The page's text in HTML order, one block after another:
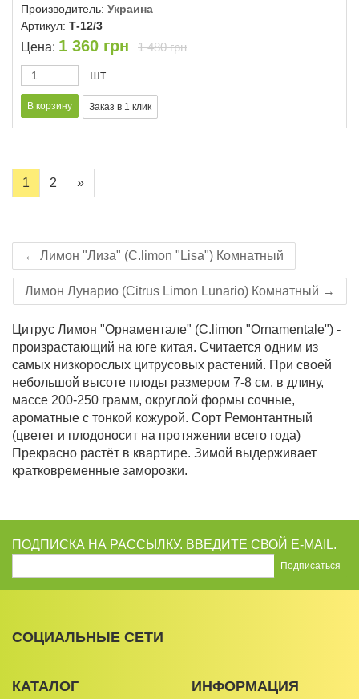
Производитель: Украина
Артикул: Т-12/3
Цена: 1 360 грн 1 480 грн
шт
1 2 »
← Лимон "Лиза" (C.limon "Lisa") Комнатный
Лимон Лунарио (Citrus Limon Lunario) Комнатный →
Цитрус Лимон "Орнаментале" (C.limon "Оrnamentale") -
произрастающий на юге китая. Считается одним из
самых низкорослых цитрусовых растений. При своей
небольшой высоте плоды размером 7-8 см. в длину,
массе 200-250 грамм, округлой формы сочные,
ароматные с тонкой кожурой. Сорт Ремонтантный
(цветет и плодоносит на протяжении всего года)
Прекрасно растёт в квартире. Зимой выдерживает
кратковременные заморозки.
ПОДПИСКА НА РАССЫЛКУ. ВВЕДИТЕ СВОЙ E-MAIL.
СОЦИАЛЬНЫЕ СЕТИ
КАТАЛОГ ИНФОРМАЦИЯ